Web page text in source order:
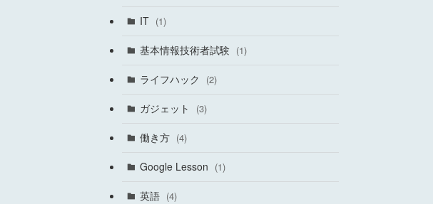
IT (1)
基本情報技術者試験 (1)
ライフハック (2)
ガジェット (3)
働き方 (4)
Google Lesson (1)
英語 (4)